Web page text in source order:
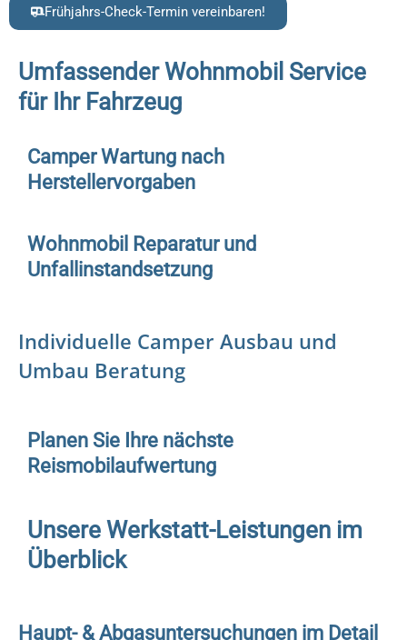
Frühjahrs-Check-Termin vereinbaren!
Umfassender Wohnmobil Service
für Ihr Fahrzeug
Camper Wartung nach
Herstellervorgaben
Wohnmobil Reparatur und
Unfallinstandsetzung
Individuelle Camper Ausbau und
Umbau Beratung
Planen Sie Ihre nächste
Reismobilaufwertung
Unsere Werkstatt-Leistungen im
Überblick
Haupt- & Abgasuntersuchungen im Detail